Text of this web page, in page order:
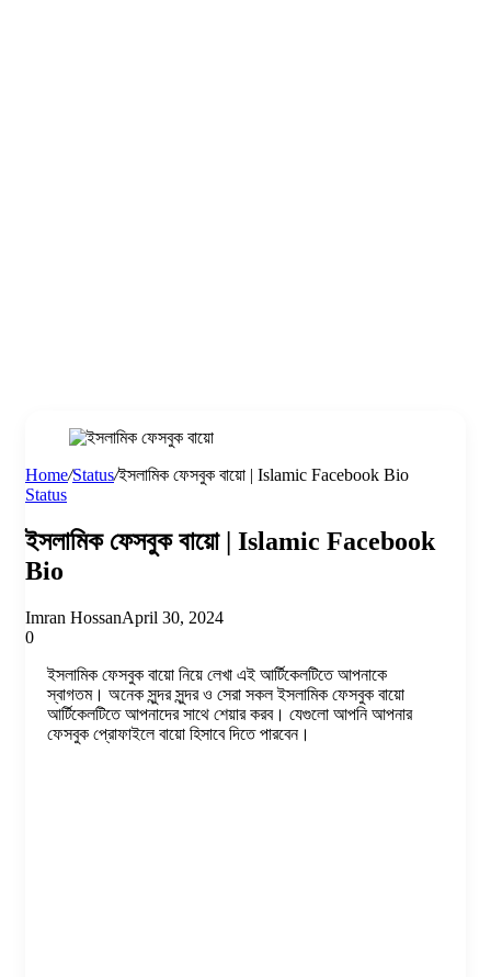
Home/Status/ইসলামিক ফেসবুক বায়ো | Islamic Facebook Bio
Status
ইসলামিক ফেসবুক বায়ো | Islamic Facebook
Bio
Imran HossanApril 30, 2024
0
ইসলামিক ফেসবুক বায়ো নিয়ে লেখা এই আর্টিকেলটিতে আপনাকে
স্বাগতম। অনেক সুন্দর সুন্দর ও সেরা সকল ইসলামিক ফেসবুক বায়ো
আর্টিকেলটিতে আপনাদের সাথে শেয়ার করব। যেগুলো আপনি আপনার
ফেসবুক প্রোফাইলে বায়ো হিসাবে দিতে পারবেন।